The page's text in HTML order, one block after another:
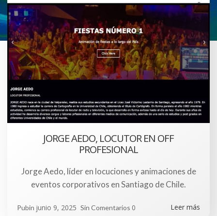
JORGE AEDO, LOCUTOR EN OFF
PROFESIONAL
Jorge Aedo, líder en locuciones y animaciones de
eventos corporativos en Santiago de Chile.
Pubin junio 9, 2025 Sin Comentarios 0 Leer más